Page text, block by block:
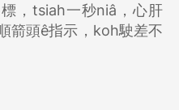
，tsiah一秒niâ，心肝
箭頭ê指示，koh駛差不